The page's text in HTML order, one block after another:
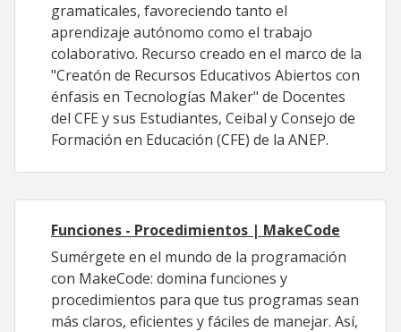
gramaticales, favoreciendo tanto el
aprendizaje autónomo como el trabajo
colaborativo. Recurso creado en el marco de la
"Creatón de Recursos Educativos Abiertos con
énfasis en Tecnologías Maker" de Docentes
del CFE y sus Estudiantes, Ceibal y Consejo de
Formación en Educación (CFE) de la ANEP.
Funciones - Procedimientos | MakeCode
Sumérgete en el mundo de la programación
con MakeCode: domina funciones y
procedimientos para que tus programas sean
más claros, eficientes y fáciles de manejar. Así,